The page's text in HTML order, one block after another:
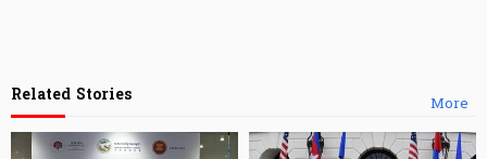
More
Related Stories